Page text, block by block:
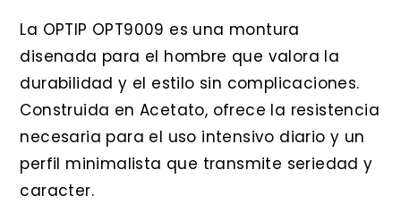
La OPTIP OPT9009 es una montura
disenada para el hombre que valora la
durabilidad y el estilo sin complicaciones.
Construida en Acetato, ofrece la resistencia
necesaria para el uso intensivo diario y un
perfil minimalista que transmite seriedad y
caracter.